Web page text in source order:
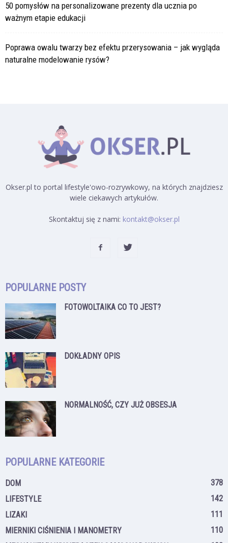
50 pomysłów na personalizowane prezenty dla ucznia po
ważnym etapie edukacji
Poprawa owalu twarzy bez efektu przerysowania – jak wygląda
naturalne modelowanie rysów?
Okser.pl to portal lifestyle'owo-rozrywkowy, na których znajdziesz
wiele ciekawych artykułów.
Skontaktuj się z nami: kontakt@okser.pl
POPULARNE POSTY
FOTOWOLTAIKA CO TO JEST?
DOKŁADNY OPIS
NORMALNOŚĆ, CZY JUŻ OBSESJA
POPULARNE KATEGORIE
DOM
378
LIFESTYLE
142
LIZAKI
111
MIERNIKI CIŚNIENIA I MANOMETRY
110